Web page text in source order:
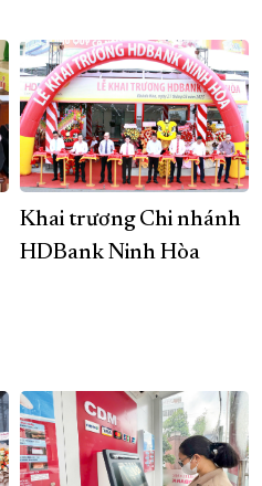
Khai trương Chi nhánh
HDBank Ninh Hòa